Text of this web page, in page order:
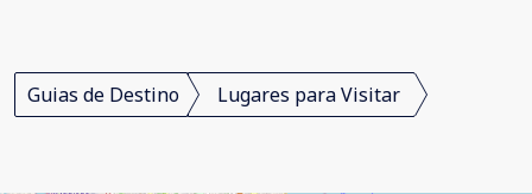
Guias de Destino Lugares para Visitar